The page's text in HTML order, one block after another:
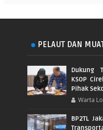
PELAUT DAN
Dukung
KSOP
Pihak
Warta
BP2TL